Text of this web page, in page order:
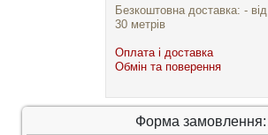
Безкоштовна доставка: - від
30 метрів
Оплата і доставка
Обмін та поверення
Форма замовлення: